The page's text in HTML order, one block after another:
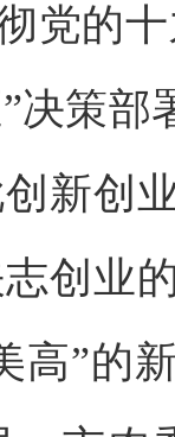
党的
决策部
新创
创业
高”的